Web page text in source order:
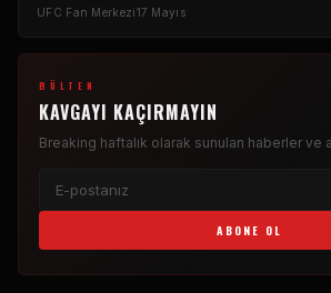
UFC Fan Merkezi17 Mayıs
BÜLTEN
KAVGAYI KAÇIRMAYIN
Breaking haftalık olarak sunulan haberler ve
ABONE OL